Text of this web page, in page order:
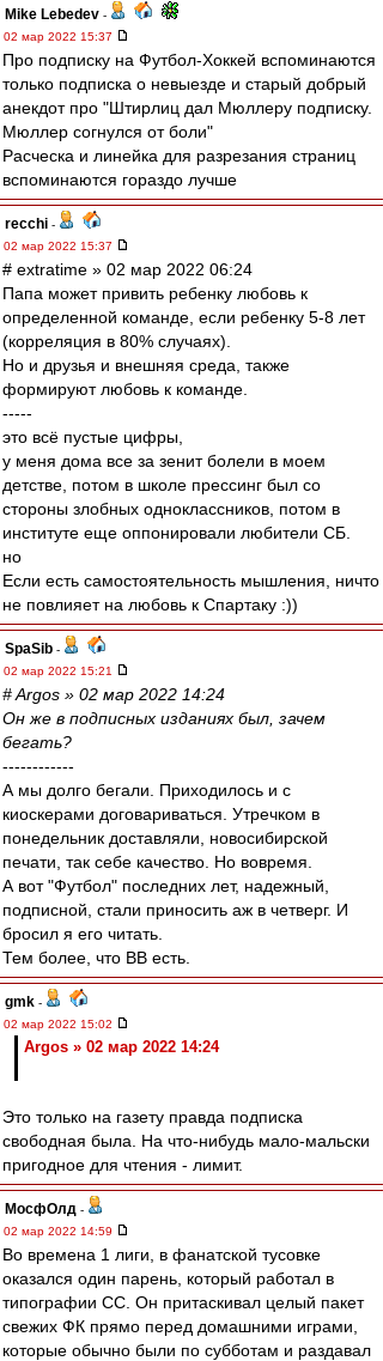
Mike Lebedev -
02 мар 2022 15:37
Про подписку на Футбол-Хоккей вспоминаются
только подписка о невыезде и старый добрый
анекдот про "Штирлиц дал Мюллеру подписку.
Мюллер согнулся от боли"
Расческа и линейка для разрезания страниц
вспоминаются гораздо лучше
recchi -
02 мар 2022 15:37
# extratime » 02 мар 2022 06:24
Папа может привить ребенку любовь к
определенной команде, если ребенку 5-8 лет
(корреляция в 80% случаях).
Но и друзья и внешняя среда, также
формируют любовь к команде.
-----
это всё пустые цифры,
у меня дома все за зенит болели в моем
детстве, потом в школе прессинг был со
стороны злобных одноклассников, потом в
институте еще оппонировали любители СБ.
но
Если есть самостоятельность мышления, ничто
не повлияет на любовь к Спартаку :))
SpaSib -
02 мар 2022 15:21
# Argos » 02 мар 2022 14:24
Он же в подписных изданиях был, зачем
бегать?
------------
А мы долго бегали. Приходилось и с
киоскерами договариваться. Утречком в
понедельник доставляли, новосибирской
печати, так себе качество. Но вовремя.
А вот "Футбол" последних лет, надежный,
подписной, стали приносить аж в четверг. И
бросил я его читать.
Тем более, что ВВ есть.
gmk -
02 мар 2022 15:02
Argos » 02 мар 2022 14:24
Это только на газету правда подписка
свободная была. На что-нибудь мало-мальски
пригодное для чтения - лимит.
МосфОлд -
02 мар 2022 14:59
Во времена 1 лиги, в фанатской тусовке
оказался один парень, который работал в
типографии СС. Он притаскивал целый пакет
свежих ФК прямо перед домашними играми,
которые обычно были по субботам и раздавал